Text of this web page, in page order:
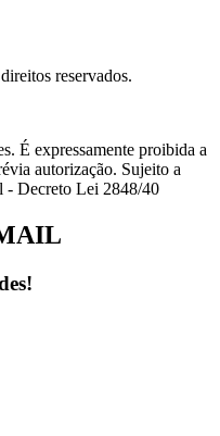
reservados.
É expressamente proibida a
autorização. Sujeito a
- Decreto Lei 2848/40